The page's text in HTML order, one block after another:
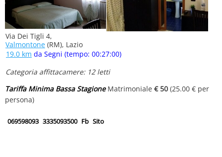
Via Dei Tigli 4,
Valmontone (RM), Lazio
19.0 km da Segni (tempo: 00:27:00)
Categoria affittacamere: 12 letti
Tariffa Minima Bassa StagioneMatrimoniale € 50 (25.00 € per
persona)
069598093 3335093500 Fb Sito